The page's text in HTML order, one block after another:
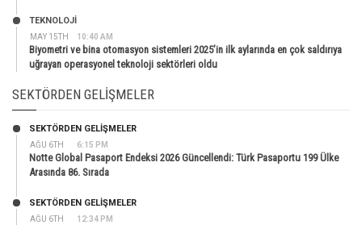
MAY 15TH 10:40 AM
TEKNOLOJİ
Biyometri ve bina otomasyon sistemleri 2025’in ilk aylarında en çok saldırıya
uğrayan operasyonel teknoloji sektörleri oldu
SEKTÖRDEN GELIŞMELER
AĞU 6TH 6:15 PM
SEKTÖRDEN GELIŞMELER
Notte Global Pasaport Endeksi 2026 Güncellendi: Türk Pasaportu 199 Ülke
Arasında 86. Sırada
AĞU 6TH 12:34 PM
SEKTÖRDEN GELIŞMELER